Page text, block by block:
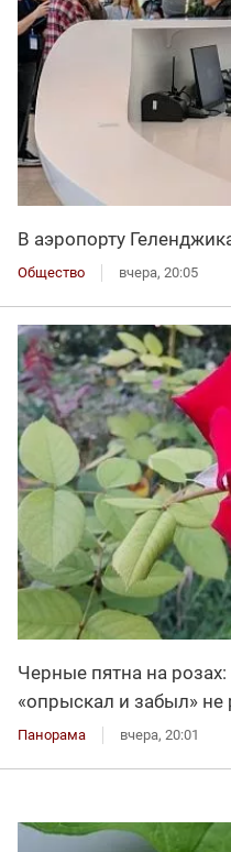
В аэропорту
Общество вчера, 20:05
Черные пятна на
«опрыскал и забыл» не
Панорама вчера, 20:01